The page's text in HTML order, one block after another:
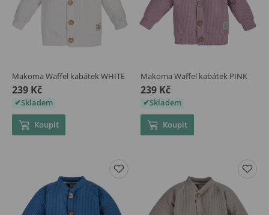
Makoma Waffel kabátek WHITE
239 Kč
Skladem
Koupit
Makoma Waffel kabátek PINK
239 Kč
Skladem
Koupit